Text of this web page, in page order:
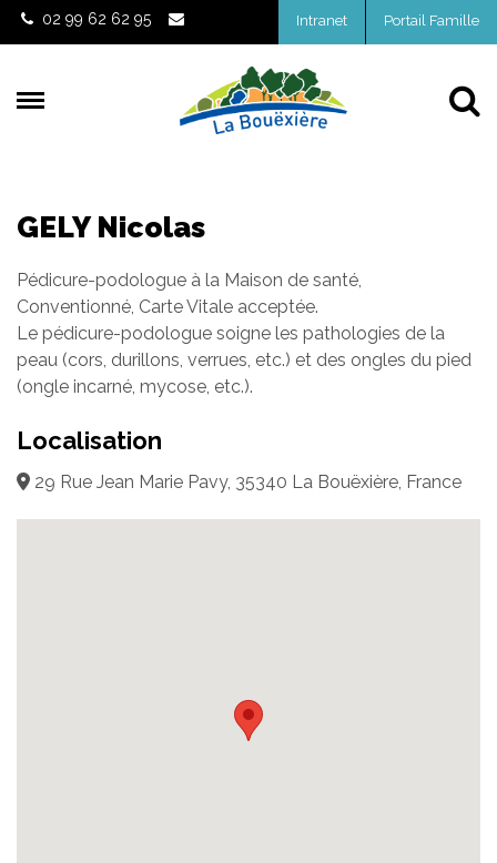
Gestion des traceurs
02 99 62 62 95 Intranet Portail Famille
GELY Nicolas
Pédicure-podologue à la Maison de santé,
Conventionné, Carte Vitale acceptée.
Le pédicure-podologue soigne les pathologies de la
peau (cors, durillons, verrues, etc.) et des ongles du pied
(ongle incarné, mycose, etc.).
Localisation
29 Rue Jean Marie Pavy, 35340 La Bouëxière, France